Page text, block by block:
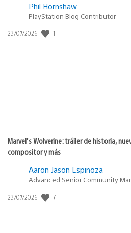
Phil Hornshaw
PlayStation Blog Contributor
Fecha
23/07/2026 1
Marvel’s Wolverine: tráiler de historia,
compositor y más
Aaron Jason Espinoza
Advanced Senior Community
Fecha
23/07/2026 7